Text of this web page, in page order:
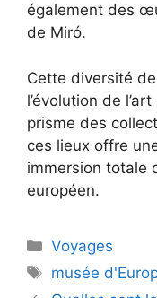
également des
de Miró.
Cette diversité
l’évolution de
prisme des
ces lieux offre
immersion totale
européen.
Catégories
Voyages
Étiquettes
musée